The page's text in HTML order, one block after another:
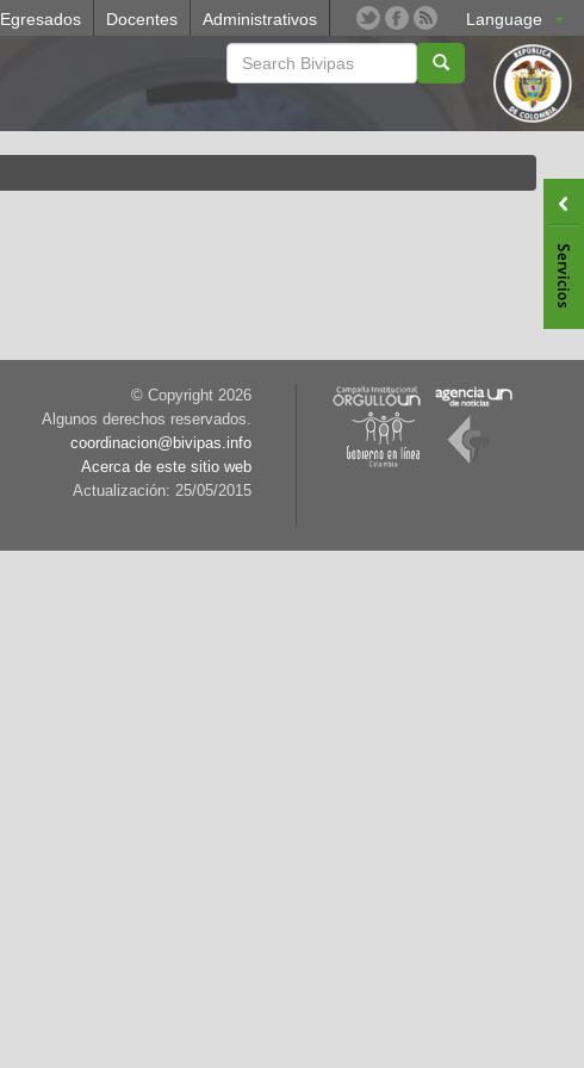
Language
Egresados Docentes Administrativos
© Copyright 2026
Algunos derechos reservados.
coordinacion@bivipas.info
Acerca de este sitio web
Actualización: 25/05/2015